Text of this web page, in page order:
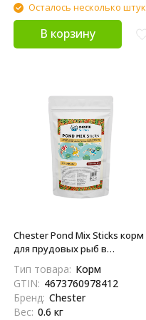
Осталось несколько штук
В корзину
Chester Pond Mix Sticks корм
для прудовых рыб в
Тип товара: Корм
GTIN: 4673760978412
Бренд: Chester
Вес: 0.6 кг